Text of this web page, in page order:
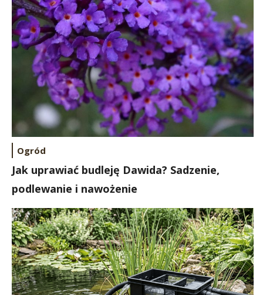
Ogród
Jak uprawiać budleję Dawida? Sadzenie,
podlewanie i nawożenie